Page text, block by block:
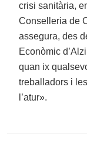
crisi sanitària,
Conselleria de
assegura, des
Econòmic
quan ix
treballadors i
l’atur».